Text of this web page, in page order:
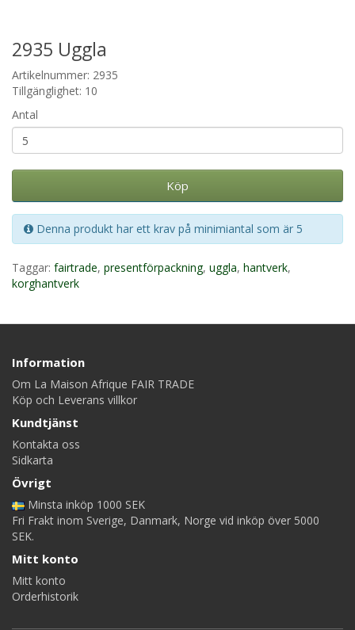
2935 Uggla
Artikelnummer: 2935
Tillgänglighet: 10
Antal
Köp
Denna produkt har ett krav på minimiantal som är 5
Taggar: fairtrade, presentförpackning, uggla, hantverk,
korghantverk
Information
Om La Maison Afrique FAIR TRADE
Köp och Leverans villkor
Kundtjänst
Kontakta oss
Sidkarta
Övrigt
Minsta inköp 1000 SEK
Fri Frakt inom Sverige, Danmark, Norge vid inköp över 5000
SEK.
Mitt konto
Mitt konto
Orderhistorik